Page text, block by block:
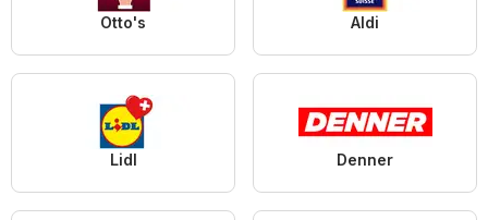
Otto's Aldi
Lidl Denner